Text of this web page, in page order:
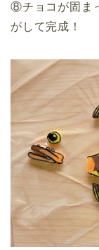
⑧チョコが固ま
がして完成！